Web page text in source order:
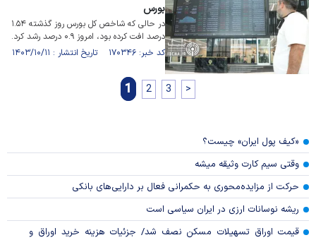
بورس
در حالی که شاخص کل بورس روز گذشته ۱.۵۴
درصد افت کرده بود، امروز ۰.۹ درصد رشد کرد.
کد خبر: ۱۷۰۳۴۶ تاریخ انتشار : ۱۴۰۳/۱۰/۱۱
1 2 3 >
«کیف پول ایران» چیست؟
وقتی سیم کارت وثیقه میشه
حرکت از مزایده‌محوری به حکمرانی فعال بر دارایی‌های بانکی
ریشه نوسانات ارزی در ایران سیاسی است
قیمت اوراق تسهیلات مسکن نصف شد/ جزئیات هزینه خرید اوراق و